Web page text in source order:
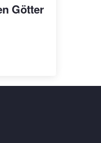
Götter